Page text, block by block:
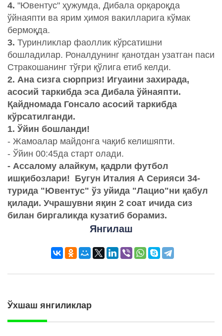
4. "Ювентус" ҳужумда, Дибала орқароқда
ўйнаяпти ва ярим ҳимоя вакилларига кўмак
бермоқда.
3. Туринликлар фаоллик кўрсатишни
бошладилар. Роналдунинг қанотдан узатган паси
Стракошанинг тўғри қўлига етиб келди.
2. Ана сизга сюрприз! Игуаини захирада,
асосий таркибда эса Дибала ўйнаяпти.
Қайдномада Гонсало асосий таркибда
кўрсатилганди.
1. Ўйин бошланди!
- Жамоалар майдонга чақиб келишяпти.
- Ўйин 00:45да старт олади.
- Ассалому алайкум, қадрли футбол
ишқибозлари! Бугун Италия А Серияси 34-
турида "Ювентус" ўз уйида "Лацио"ни қабул
қилади. Учрашувни яқин 2 соат ичида сиз
билан биргаликда кузатиб борамиз.
Янгилаш
Ўхшаш янгиликлар